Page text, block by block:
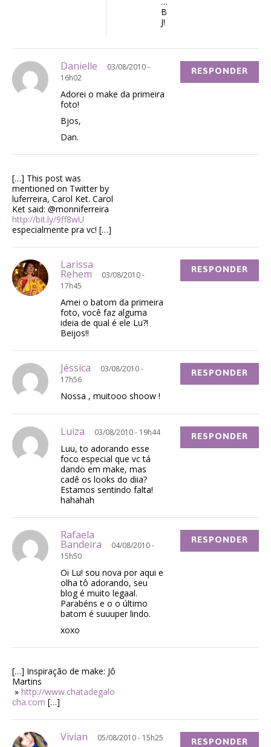
B
J!
Danielle
03/08/2010 -
16h02
Adorei o make da primeira
foto!
Bjos,
Dan.
RESPONDER
[…] This post was
mentioned on Twitter by
luferreira, Carol Ket. Carol
Ket said: @monniferreira
http://bit.ly/9ff8wU
especialmente pra vc! […]
Larissa
Rehem
03/08/2010 -
17h45
Amei o batom da primeira
foto, você faz alguma
ideia de qual é ele Lu?!
Beijos!!
RESPONDER
Jéssica
03/08/2010 -
17h56
Nossa , muitooo shoow !
RESPONDER
Luiza 03/08/2010 - 19h44
Luu, to adorando esse
foco especial que vc tá
dando em make, mas
cadê os looks do diia?
Estamos sentindo falta!
hahahah
RESPONDER
Rafaela
Bandeira
04/08/2010 -
15h50
Oi Lu! sou nova por aqui e
olha tô adorando, seu
blog é muito legaal.
Parabéns e o o último
batom é suuuper lindo.
xoxo
RESPONDER
[…] Inspiração de make: Jô
Martins
» http://www.chatadegalo
cha.com […]
Vivian 05/08/2010 - 15h25 RESPONDER